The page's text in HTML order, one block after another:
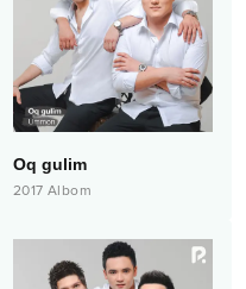
Oq gulim
2017 Albom